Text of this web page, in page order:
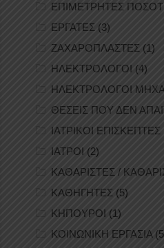
ΕΠΙΜΕΤΡΗΤΕΣ
ΕΡΓΑΤΕΣ (3)
ΖΑΧΑΡΟΠΛΑΣΤΕΣ (1)
ΗΛΕΚΤΡΟΛΟΓΟΙ (4)
ΗΛΕΚΤΡΟΛΟΓΟΙ
ΘΕΣΕΙΣ ΠΟΥ ΔΕΝ
ΙΑΤΡΙΚΟΙ ΕΠΙΣΚΕΠΤΕΣ
ΙΑΤΡΟΙ (2)
ΚΑΘΑΡΙΣΤΕΣ /
ΚΑΘΗΓΗΤΕΣ (5)
ΚΗΠΟΥΡΟΙ (1)
ΚΟΙΝΩΝΙΚΗ ΕΡΓΑΣΙΑ